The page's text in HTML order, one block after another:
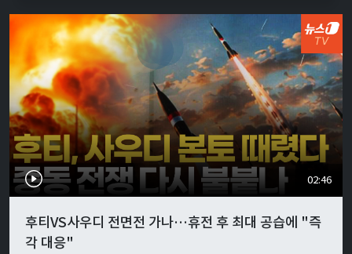
02:46
후티VS사우디 전면전 가나…휴전 후 최대 공습에 "즉
각 대응"